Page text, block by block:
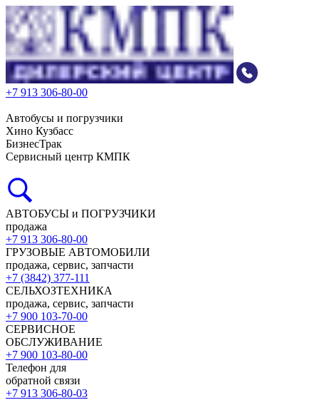
+7 913 306-80-00
Автобусы и погрузчики
Хино Кузбасс
БизнесТрак
Сервисный центр КМПК
АВТОБУСЫ и ПОГРУЗЧИКИ
продажа
+7 913 306-80-00
ГРУЗОВЫЕ АВТОМОБИЛИ
продажа, сервис, запчасти
+7 (3842) 377-111
СЕЛЬХОЗТЕХНИКА
продажа, сервис, запчасти
+7 900 103-70-00
СЕРВИСНОЕ
ОБСЛУЖИВАНИЕ
+7 900 103-80-00
Телефон для
обратной связи
+7 913 306-80-03